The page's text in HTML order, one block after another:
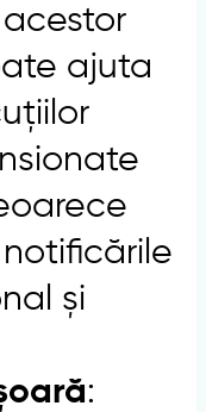
ajuta
și
: